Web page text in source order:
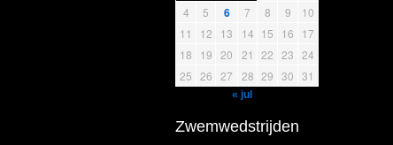
4 5 6 7 8 9
10
11
12 13 14 15 16
17
18
19 20 21 22 23 24
25 26 27 28 29 30 31
« jul
Zwemwedstrijden